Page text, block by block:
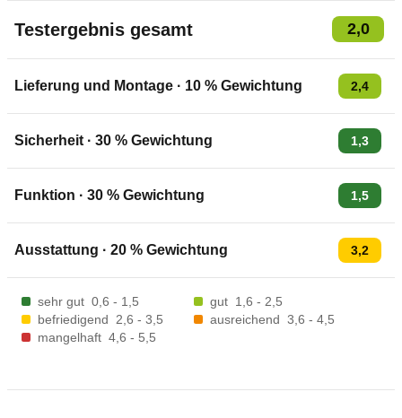
Testergebnis gesamt 2,0
Lieferung und Montage · 10 % Gewichtung 2,4
Sicherheit · 30 % Gewichtung 1,3
Funktion · 30 % Gewichtung 1,5
Ausstattung · 20 % Gewichtung 3,2
sehr gut 0,6 - 1,5 gut 1,6 - 2,5
befriedigend
2,6 - 3,5 ausreichend 3,6 - 4,5
mangelhaft 4,6 - 5,5